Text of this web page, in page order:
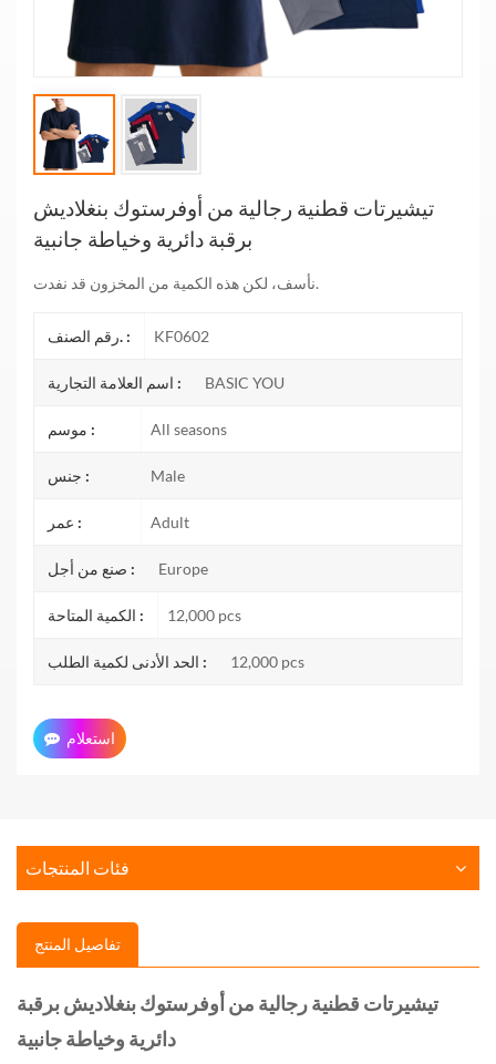
تيشيرتات قطنية رجالية من أوفرستوك بنغلاديش
برقبة دائرية وخياطة جانبية
نأسف، لكن هذه الكمية من المخزون قد نفدت.
رقم الصنف. : KF0602
اسم العلامة التجارية : BASIC YOU
موسم : All seasons
جنس : Male
عمر : Adult
صنع من أجل : Europe
الكمية المتاحة : 12,000 pcs
الحد الأدنى لكمية الطلب : 12,000 pcs
استعلام
فئات المنتجات
تفاصيل المنتج
تيشيرتات قطنية رجالية من أوفرستوك بنغلاديش برقبة
دائرية وخياطة جانبية